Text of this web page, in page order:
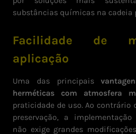
substâncias químicas na cadeia
Facilidade de
aplicação
Uma das principais
herméticas com atmosfera
praticidade de uso. Ao contrário
preservação, a
não exige grandes